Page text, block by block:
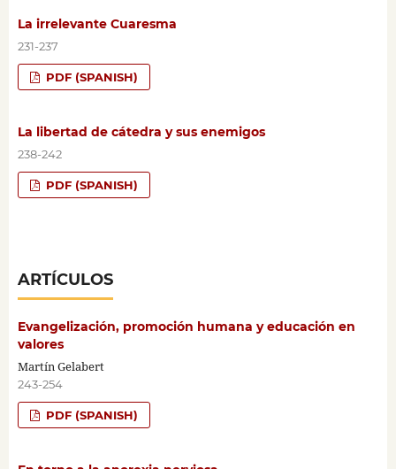
La irrelevante Cuaresma
231-237
PDF (SPANISH)
La libertad de cátedra y sus enemigos
238-242
PDF (SPANISH)
ARTÍCULOS
Evangelización, promoción humana y educación en
valores
Martín Gelabert
243-254
PDF (SPANISH)